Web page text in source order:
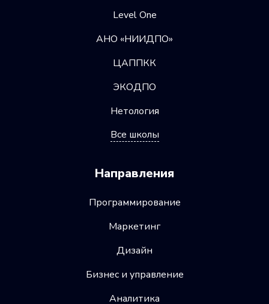
Level One
АНО «НИИДПО»
ЦАППКК
ЭКОДПО
Нетология
Все школы
Направления
Программирование
Маркетинг
Дизайн
Бизнес и управление
Аналитика